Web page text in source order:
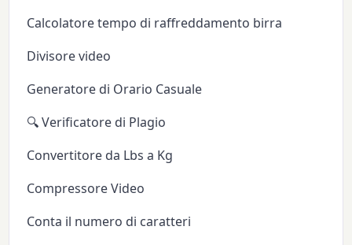
Calcolatore tempo di raffreddamento birra
Divisore video
Generatore di Orario Casuale
🔍 Verificatore di Plagio
Convertitore da Lbs a Kg
Compressore Video
Conta il numero di caratteri